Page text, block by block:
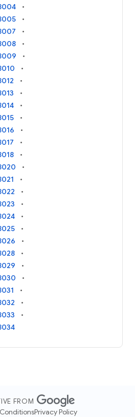
FROM
Privacy Policy